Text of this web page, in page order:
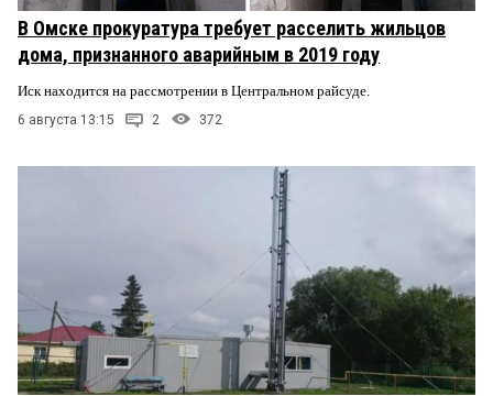
В Омске прокуратура требует расселить жильцов
дома, признанного аварийным в 2019 году
Иск находится на рассмотрении в Центральном райсуде.
6 августа 13:15 2 372